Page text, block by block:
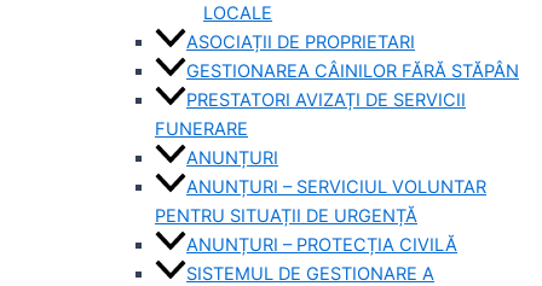
LOCALE
ASOCIAȚII DE PROPRIETARI
GESTIONAREA CÂINILOR FĂRĂ STĂPÂN
PRESTATORI AVIZAȚI DE SERVICII
FUNERARE
ANUNȚURI
ANUNȚURI – SERVICIUL VOLUNTAR
PENTRU SITUAȚII DE URGENȚĂ
ANUNȚURI – PROTECȚIA CIVILĂ
SISTEMUL DE GESTIONARE A